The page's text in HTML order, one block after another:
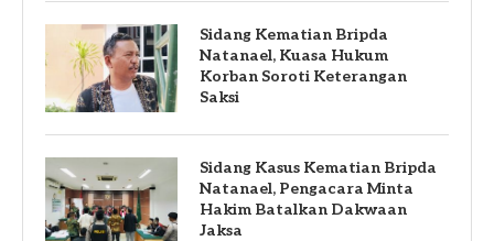
Sidang Kematian Bripda
Natanael, Kuasa Hukum
Korban Soroti Keterangan
Saksi
Sidang Kasus Kematian Bripda
Natanael, Pengacara Minta
Hakim Batalkan Dakwaan
Jaksa